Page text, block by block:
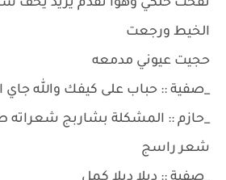
نفخت حلكي وهوا تقدم يريد يحف
الخيط ورجعت
حجيت عيوني مدمعه
_صفية :: حباب على كيفك والله جاي
_حازم :: المشكلة بشاربج شعراته
شعر راسج